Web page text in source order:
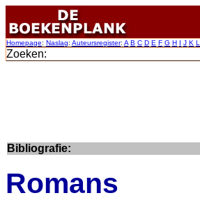
Homepage: Naslag: Auteursregister: A B C D E F G H I J K L
Zoeken:
Bibliografie:
Romans